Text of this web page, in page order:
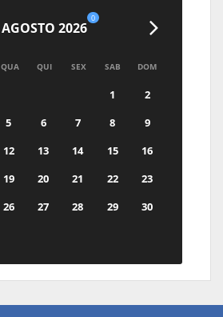
AGOSTO 2026
0
QUA QUI SEX SAB DOM
1
2
5 6 7 8
9
12 13 14 15
16
19 20 21 22
23
26 27 28 29
30